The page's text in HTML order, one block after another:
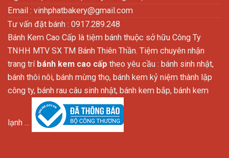
Email : vinhphatbakery@gmail.com
Tư vấn đặt bánh : 0917.289.248
Bánh Kem Cao Cấp là tiệm bánh thuộc sở hữu Công Ty
TNHH MTV SX TM Bánh Thiên Thần. Tiệm chuyên nhận
trang trí bánh kem cao cấp theo yêu cầu : bánh sinh nhật,
bánh thôi nôi, bánh mừng thọ, bánh kem kỷ niệm thành lập
công ty, bánh rau câu sinh nhật, bánh kem bắp, bánh kem
lạnh …